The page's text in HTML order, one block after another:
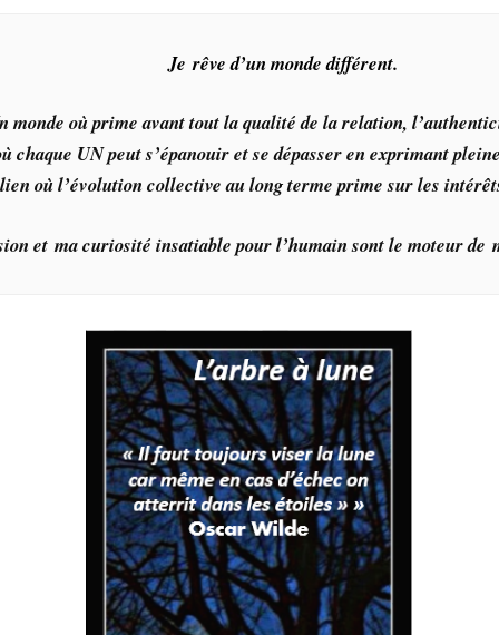
Je rêve d’un monde différent.
monde où prime avant tout la qualité de la relation,
chaque UN peut s’épanouir et se dépasser en exprimant
où l’évolution collective au long terme prime sur les
et ma curiosité insatiable pour l’humain sont le moteur de